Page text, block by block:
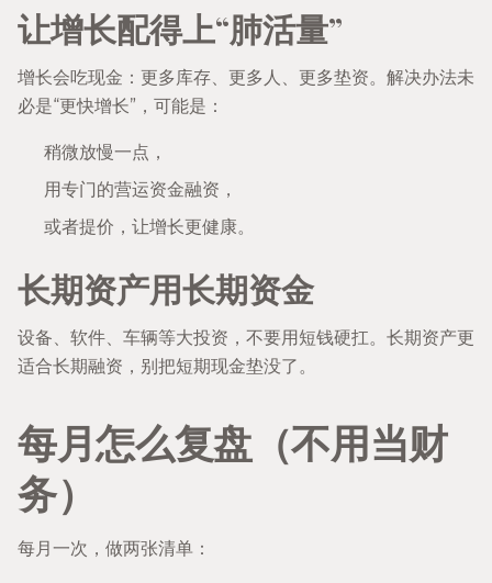
让增长配得上“肺活量”
增长会吃现金：更多库存、更多人、更多垫资。解决办法未
必是“更快增长”，可能是：
稍微放慢一点，
用专门的营运资金融资，
或者提价，让增长更健康。
长期资产用长期资金
设备、软件、车辆等大投资，不要用短钱硬扛。长期资产更
适合长期融资，别把短期现金垫没了。
每月怎么复盘（不用当财
务）
每月一次，做两张清单：